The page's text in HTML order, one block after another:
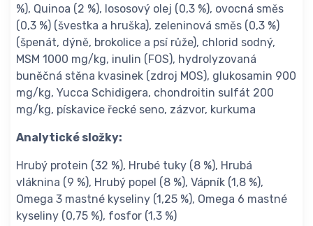
%), Quinoa (2 %), lososový olej (0,3 %), ovocná směs
(0,3 %) (švestka a hruška), zeleninová směs (0,3 %)
(špenát, dýně, brokolice a psí růže), chlorid sodný,
MSM 1000 mg/kg, inulin (FOS), hydrolyzovaná
buněčná stěna kvasinek (zdroj MOS), glukosamin 900
mg/kg, Yucca Schidigera, chondroitin sulfát 200
mg/kg, pískavice řecké seno, zázvor, kurkuma
Analytické složky:
Hrubý protein (32 %), Hrubé tuky (8 %), Hrubá
vláknina (9 %), Hrubý popel (8 %), Vápník (1,8 %),
Omega 3 mastné kyseliny (1,25 %), Omega 6 mastné
kyseliny (0,75 %), fosfor (1,3 %)